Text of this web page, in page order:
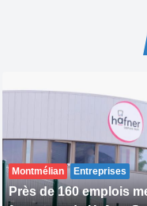
Montmélian Entreprises
Près de 160 emplois